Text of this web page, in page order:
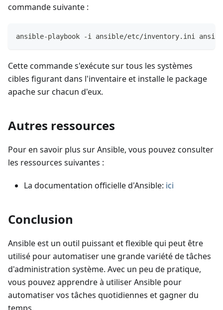
commande suivante :
ansible-playbook -i ansible/etc/inventory.ini
Cette commande s'exécute sur tous les systèmes
cibles figurant dans l'inventaire et installe le package
apache sur chacun d'eux.
Autres ressources
Pour en savoir plus sur Ansible, vous pouvez consulter
les ressources suivantes :
La documentation officielle d'Ansible: ici
Conclusion
Ansible est un outil puissant et flexible qui peut être
utilisé pour automatiser une grande variété de tâches
d'administration système. Avec un peu de pratique,
vous pouvez apprendre à utiliser Ansible pour
automatiser vos tâches quotidiennes et gagner du